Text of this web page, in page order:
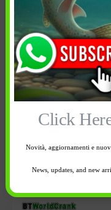
Affondabilità: 0.1-0.3 mt
Colore artificiale:
Kyorin WS
3 disponibili
- +
Aggiungi al
Click
Novità, aggiornamenti e
News, updates, and new